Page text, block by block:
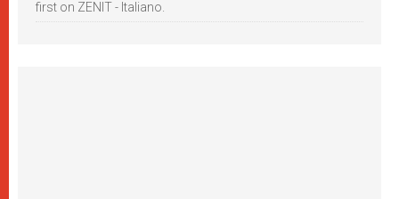
first on ZENIT - Italiano.